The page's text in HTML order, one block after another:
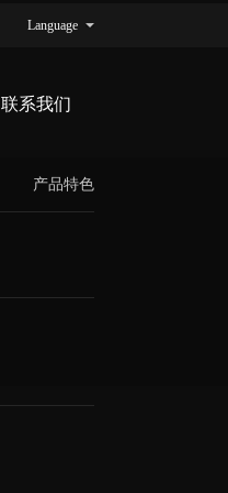
Language
联系我们
产品特色